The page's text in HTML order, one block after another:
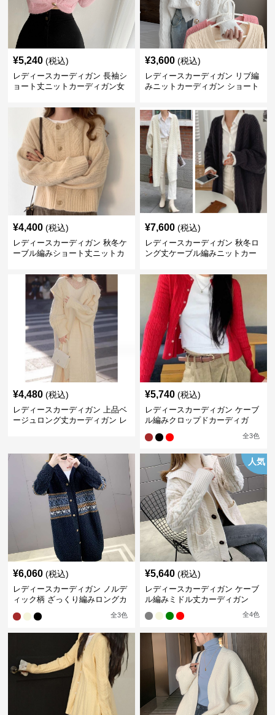
¥5,240 (税込)
レディースカーディガン 長袖シ
ョート丈ニットカーディガン女
¥3,600 (税込)
レディースカーディガン リブ編
みニットカーディガン ショート
¥4,400 (税込)
レディースカーディガン 秋冬ケ
ーブル編みショート丈ニットカ
¥7,600 (税込)
レディースカーディガン 秋冬ロ
ング丈ケーブル編みニットカー
¥4,480 (税込)
レディースカーディガン 上品ベ
ージュロング丈カーディガン レ
¥5,740 (税込)
レディースカーディガン ケーブ
ル編みクロップドカーディガ
全3色
¥6,060 (税込)
レディースカーディガン ノルデ
ィック柄 ざっくり編みロングカ
全3色
人気
¥5,640 (税込)
レディースカーディガン ケーブ
ル編みミドル丈カーディガン
全4色